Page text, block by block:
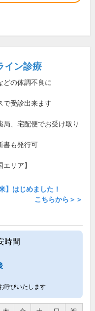
イン診療
どの体調不良に
で受診出来ます
局、宅配便でお受け取り
書も発行可
エリア】
】はじめました！
こちらから＞＞
時間
呼びいたします